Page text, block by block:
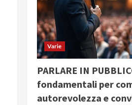
Varie
PARLARE IN
fondamentali per
autorevolezza e